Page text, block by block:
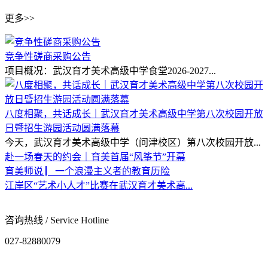
更多>>
竞争性磋商采购公告
项目概况：武汉育才美术高级中学食堂2026-2027...
八度相聚，共话成长｜武汉育才美术高级中学第八次校园开放
日暨招生游园活动圆满落幕
今天，武汉育才美术高级中学（问津校区）第八次校园开放...
赴一场春天的约会｜育美首届“风筝节”开幕
育美师说 ▏一个浪漫主义者的教育历险
江岸区“艺术小人才”比赛在武汉育才美术高...
咨询热线 / Service Hotline
027-82880079